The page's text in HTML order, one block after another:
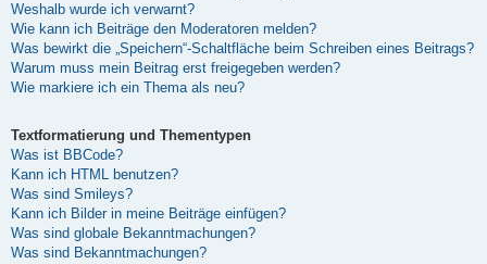
Weshalb wurde ich verwarnt?
Wie kann ich Beiträge den Moderatoren melden?
Was bewirkt die „Speichern“-Schaltfläche beim Schreiben eines Beitrags?
Warum muss mein Beitrag erst freigegeben werden?
Wie markiere ich ein Thema als neu?
Textformatierung und Thementypen
Was ist BBCode?
Kann ich HTML benutzen?
Was sind Smileys?
Kann ich Bilder in meine Beiträge einfügen?
Was sind globale Bekanntmachungen?
Was sind Bekanntmachungen?